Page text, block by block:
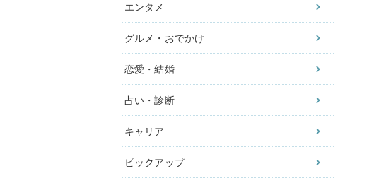
エンタメ
グルメ・おでかけ
恋愛・結婚
占い・診断
キャリア
ピックアップ